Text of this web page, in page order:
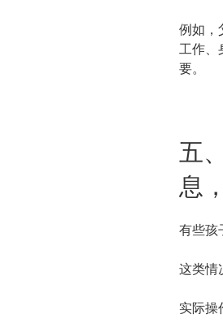
例如，
工作、
要。
五
息
有些孩
这类情
实际操